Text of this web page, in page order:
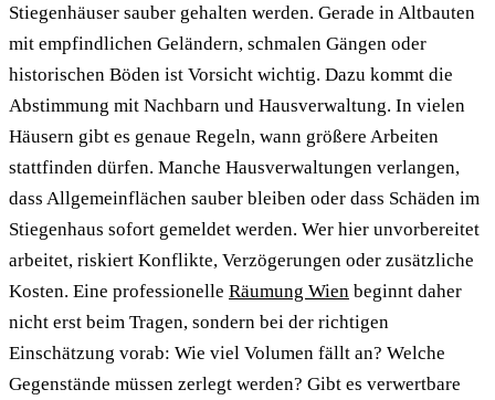
Stiegenhäuser sauber gehalten werden. Gerade in Altbauten
mit empfindlichen Geländern, schmalen Gängen oder
historischen Böden ist Vorsicht wichtig. Dazu kommt die
Abstimmung mit Nachbarn und Hausverwaltung. In vielen
Häusern gibt es genaue Regeln, wann größere Arbeiten
stattfinden dürfen. Manche Hausverwaltungen verlangen,
dass Allgemeinflächen sauber bleiben oder dass Schäden im
Stiegenhaus sofort gemeldet werden. Wer hier unvorbereitet
arbeitet, riskiert Konflikte, Verzögerungen oder zusätzliche
Kosten. Eine professionelle Räumung Wien beginnt daher
nicht erst beim Tragen, sondern bei der richtigen
Einschätzung vorab: Wie viel Volumen fällt an? Welche
Gegenstände müssen zerlegt werden? Gibt es verwertbare